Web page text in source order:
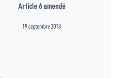
Article 6 amendé
19 septembre 2018